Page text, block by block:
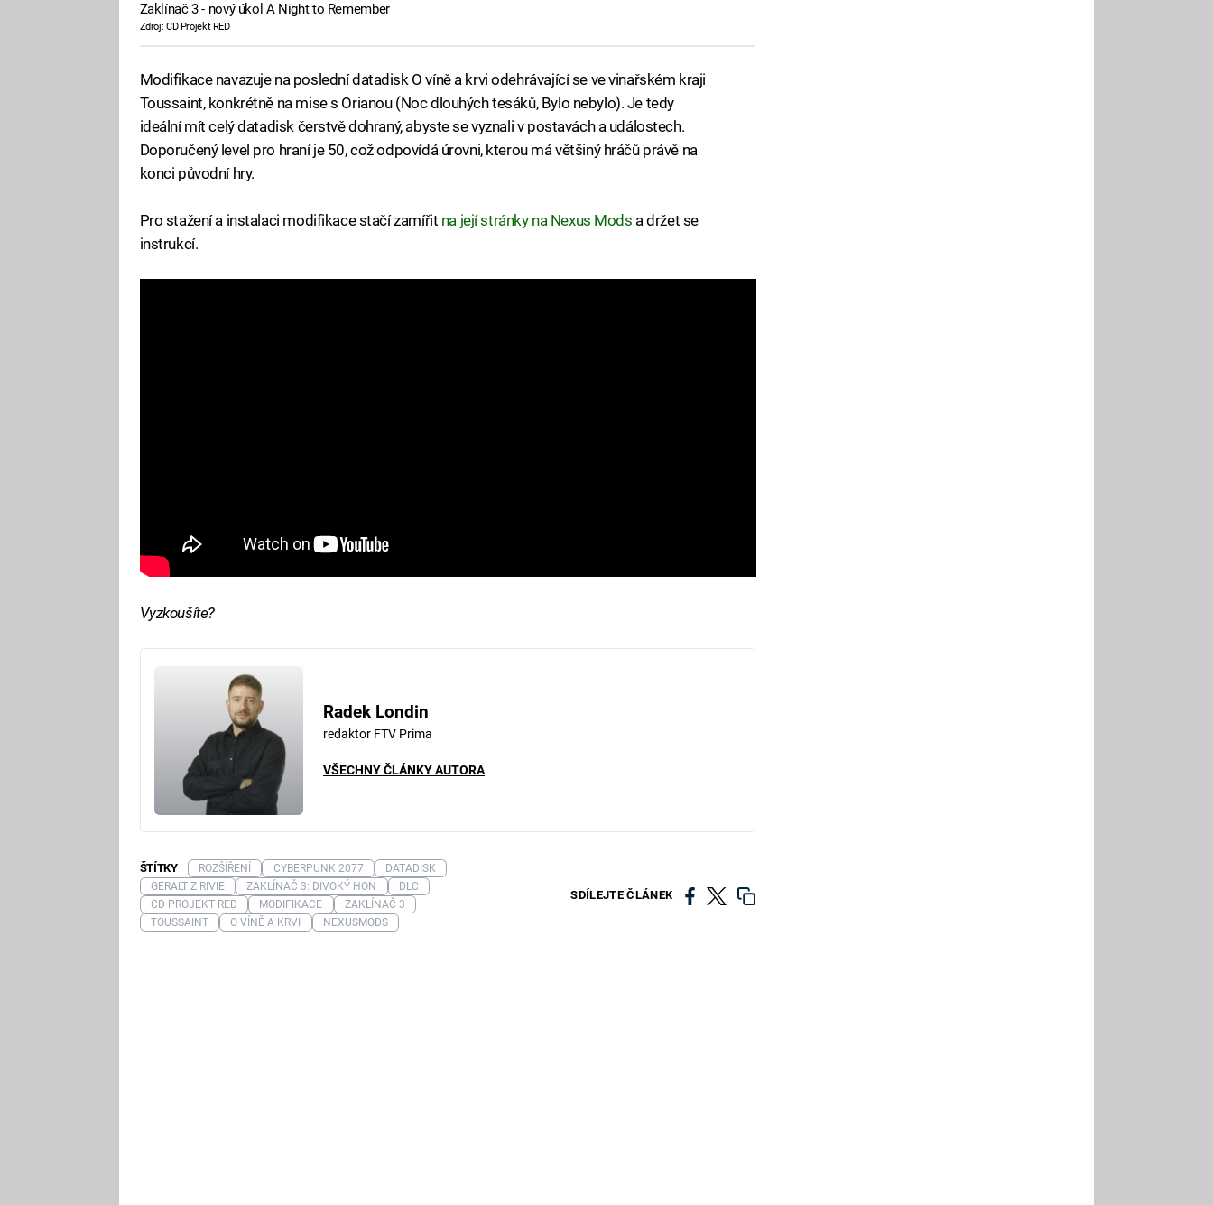
Zaklínač 3 - nový úkol A Night to Remember
Zdroj: CD Projekt RED
Modifikace navazuje na poslední datadisk O víně a krvi odehrávající se ve vinařském kraji
Toussaint, konkrétně na mise s Orianou (Noc dlouhých tesáků, Bylo nebylo). Je tedy
ideální mít celý datadisk čerstvě dohraný, abyste se vyznali v postavách a událostech.
Doporučený level pro hraní je 50, což odpovídá úrovni, kterou má většiný hráčů právě na
konci původní hry.
Pro stažení a instalaci modifikace stačí zamířit na její stránky na Nexus Mods a držet se
instrukcí.
Vyzkoušíte?
Radek Londin
redaktor FTV Prima
VŠECHNY ČLÁNKY AUTORA
SDÍLEJTE ČLÁNEK
ŠTÍTKY ROZŠÍŘENÍ CYBERPUNK 2077
DATADISK
GERALT Z RIVIE
ZAKLÍNAČ 3: DIVOKÝ HON
DLC
CD PROJEKT RED
MODIFIKACE
ZAKLÍNAČ 3
TOUSSAINT
O VÍNĚ A KRVI NEXUSMODS